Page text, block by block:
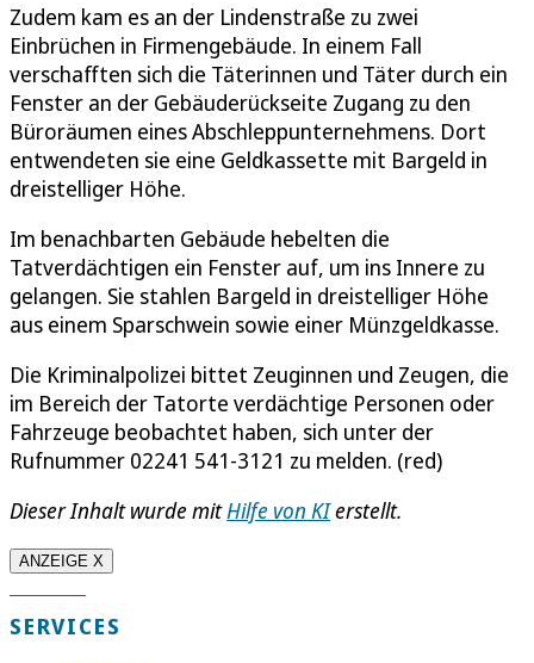
Zudem kam es an der Lindenstraße zu zwei
Einbrüchen in Firmengebäude. In einem Fall
verschafften sich die Täterinnen und Täter durch ein
Fenster an der Gebäuderückseite Zugang zu den
Büroräumen eines Abschleppunternehmens. Dort
entwendeten sie eine Geldkassette mit Bargeld in
dreistelliger Höhe.
Im benachbarten Gebäude hebelten die
Tatverdächtigen ein Fenster auf, um ins Innere zu
gelangen. Sie stahlen Bargeld in dreistelliger Höhe
aus einem Sparschwein sowie einer Münzgeldkasse.
Die Kriminalpolizei bittet Zeuginnen und Zeugen, die
im Bereich der Tatorte verdächtige Personen oder
Fahrzeuge beobachtet haben, sich unter der
Rufnummer 02241 541-3121 zu melden. (red)
Dieser Inhalt wurde mitHilfe von KIerstellt.
ANZEIGE X
SERVICES